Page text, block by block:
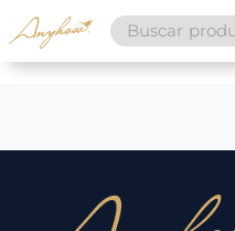
Search
for: